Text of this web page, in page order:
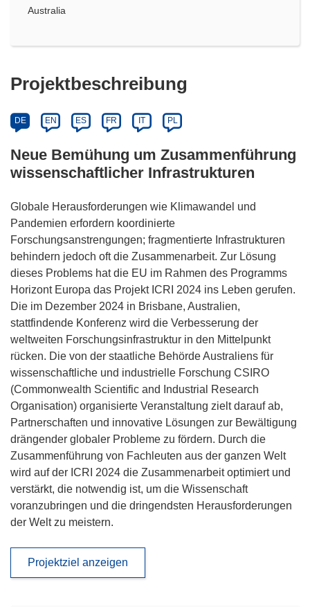
Australia
Projektbeschreibung
DE EN ES FR IT PL
Neue Bemühung um Zusammenführung
wissenschaftlicher Infrastrukturen
Globale Herausforderungen wie Klimawandel und
Pandemien erfordern koordinierte
Forschungsanstrengungen; fragmentierte Infrastrukturen
behindern jedoch oft die Zusammenarbeit. Zur Lösung
dieses Problems hat die EU im Rahmen des Programms
Horizont Europa das Projekt ICRI 2024 ins Leben gerufen.
Die im Dezember 2024 in Brisbane, Australien,
stattfindende Konferenz wird die Verbesserung der
weltweiten Forschungsinfrastruktur in den Mittelpunkt
rücken. Die von der staatliche Behörde Australiens für
wissenschaftliche und industrielle Forschung CSIRO
(Commonwealth Scientific and Industrial Research
Organisation) organisierte Veranstaltung zielt darauf ab,
Partnerschaften und innovative Lösungen zur Bewältigung
drängender globaler Probleme zu fördern. Durch die
Zusammenführung von Fachleuten aus der ganzen Welt
wird auf der ICRI 2024 die Zusammenarbeit optimiert und
verstärkt, die notwendig ist, um die Wissenschaft
voranzubringen und die dringendsten Herausforderungen
der Welt zu meistern.
Projektziel anzeigen